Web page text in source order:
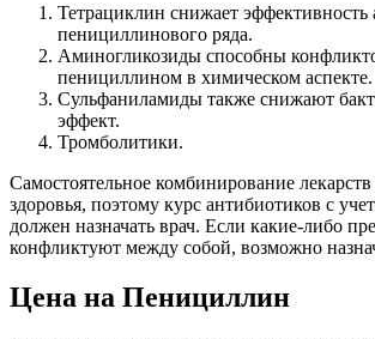
Тетрациклин снижает эффективность
пенициллинового ряда.
Аминогликозиды способны
пенициллином в химическом аспекте.
Сульфаниламиды также снижают
эффект.
Тромболитики.
Самостоятельное комбинирование
здоровья, поэтому курс антибиотиков с
должен назначать врач. Если какие-либо
конфликтуют между собой, возможно
Цена на Пенициллин